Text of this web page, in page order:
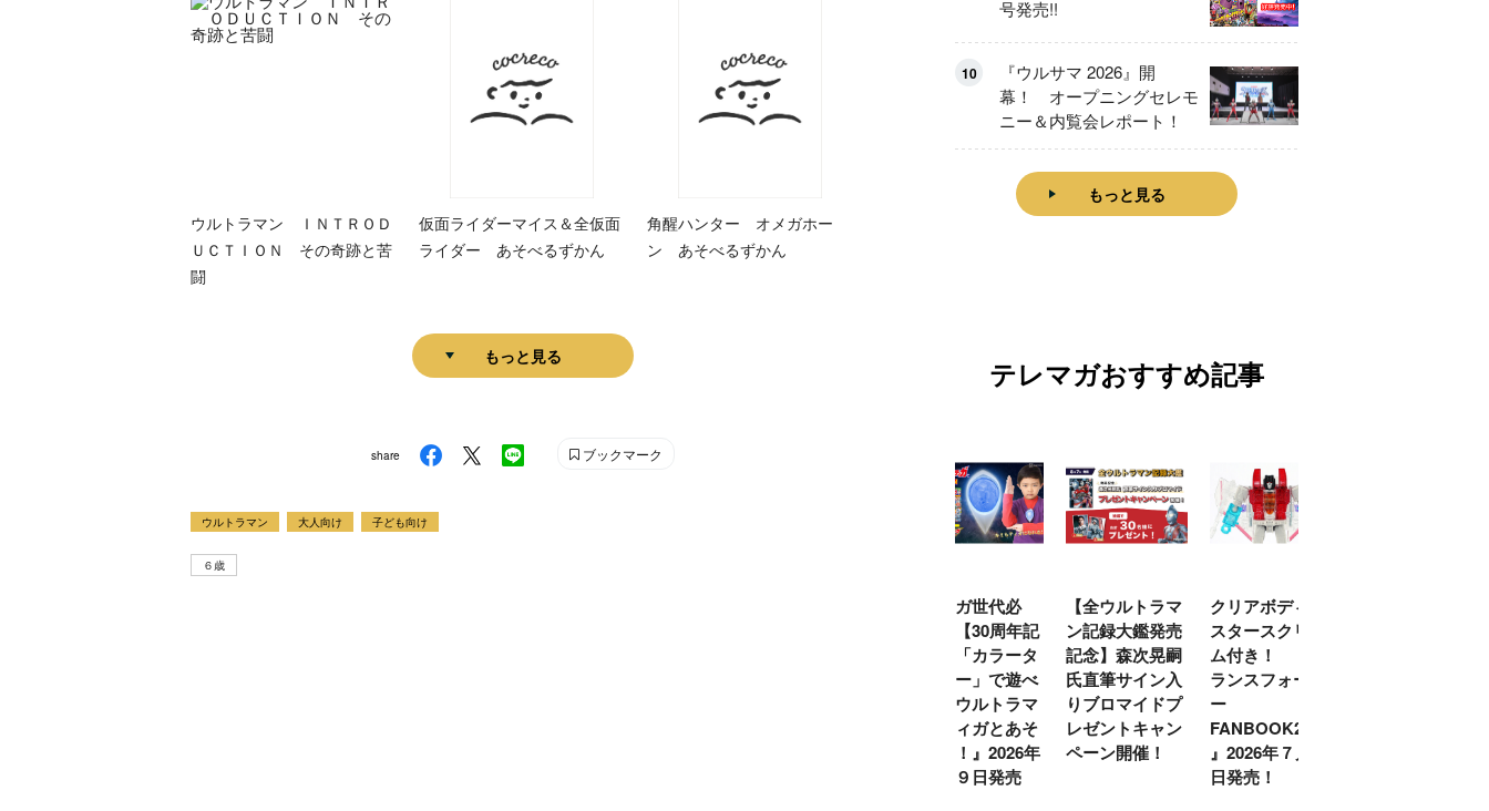
ウルトラマン ＩＮＴＲＯＤ
ＵＣＴＩＯＮ その奇跡と苦
闘
仮面ライダーマイス＆全仮面
ライダー あそべるずかん
角醒ハンター オメガホー
ン あそべるずかん
もっと見る
share ブックマーク
ウルトラマン 大人向け 子ども向け
６歳
号発売!!
10
『ウルサマ 2026』開
幕！ オープニングセレモ
ニー＆内覧会レポート！
もっと見る
テレマガおすすめ記事
ティガ世代必
見！【30周年記
念】「カラータ
イマー」で遊べ
る『ウルトラマ
ンティガとあそ
ぼう！』2026年
７月９日発売
【全ウルトラマ
ン記録大鑑発売
記念】森次晃嗣
氏直筆サイン入
りブロマイドプ
レゼントキャン
ペーン開催！
クリアボディの
スタースクリー
ム付き！ 『ト
ランスフォーマ
ー
FANBOOK2026
』2026年７月31
日発売！